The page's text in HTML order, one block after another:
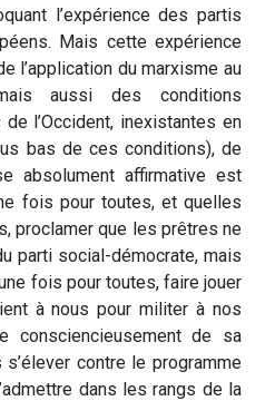
l’expérience des partis
Mais cette expérience
l’application du marxisme au
aussi des conditions
l’Occident, inexistantes en
bas de ces conditions), de
absolument affirmative est
fois pour toutes, et quelles
proclamer que les prêtres ne
parti social­-démocrate, mais
fois pour toutes, faire jouer
à nous pour militer à nos
consciencieusement de sa
contre le programme
dans les rangs de la